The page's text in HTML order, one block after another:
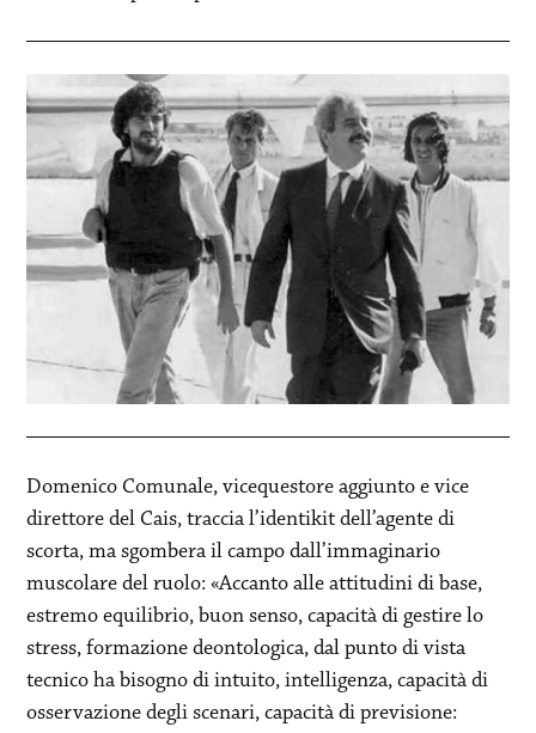
Domenico Comunale, vicequestore aggiunto e vice
direttore del Cais, traccia l’identikit dell’agente di
scorta, ma sgombera il campo dall’immaginario
muscolare del ruolo: «Accanto alle attitudini di base,
estremo equilibrio, buon senso, capacità di gestire lo
stress, formazione deontologica, dal punto di vista
tecnico ha bisogno di intuito, intelligenza, capacità di
osservazione degli scenari, capacità di previsione: